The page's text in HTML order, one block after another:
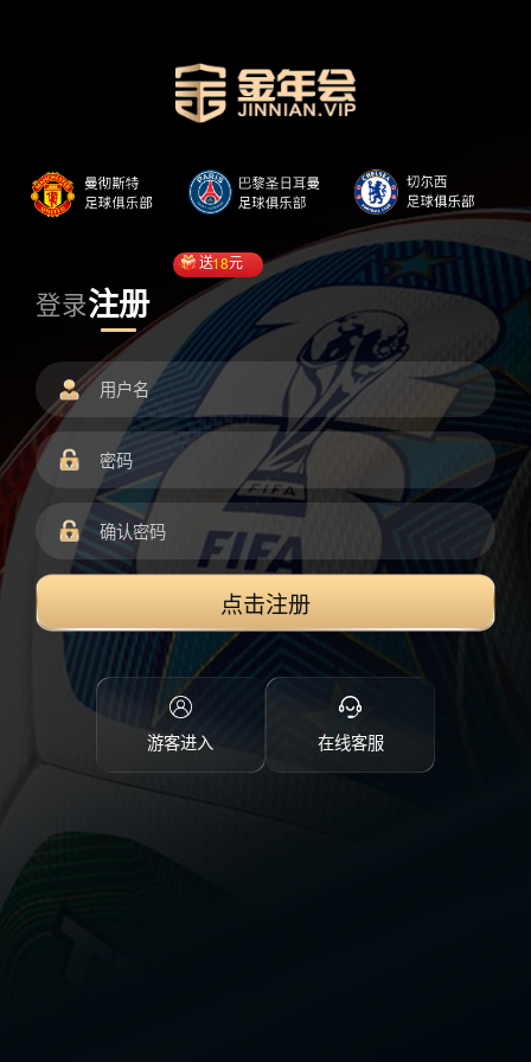
登录注册
送18元
点击注册
游客进入 在线客服